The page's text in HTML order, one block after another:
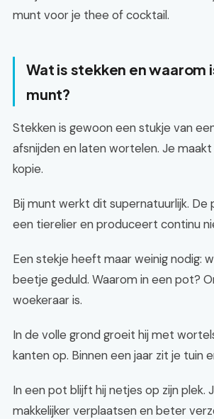
munt voor je thee of cocktail.
Wat is stekken en waarom
munt?
Stekken is gewoon een stukje van
afsnijden en laten wortelen. Je
kopie.
Bij munt werkt dit supernatuurlijk. De
een tierelier en produceert continu
Een stekje heeft maar weinig nodig:
beetje geduld. Waarom in een pot?
woekeraar is.
In de volle grond groeit hij met
kanten op. Binnen een jaar zit je tuin
In een pot blijft hij netjes op zijn plek.
makkelijker verplaatsen en beter